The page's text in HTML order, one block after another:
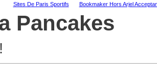
Sites De Paris Sportifs Bookmaker Hors Arjel
Pancakes